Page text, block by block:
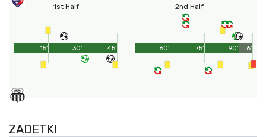
1st Half
45'
15' 30'
2nd Half
90'
60' 75' 6'
ZADETKI